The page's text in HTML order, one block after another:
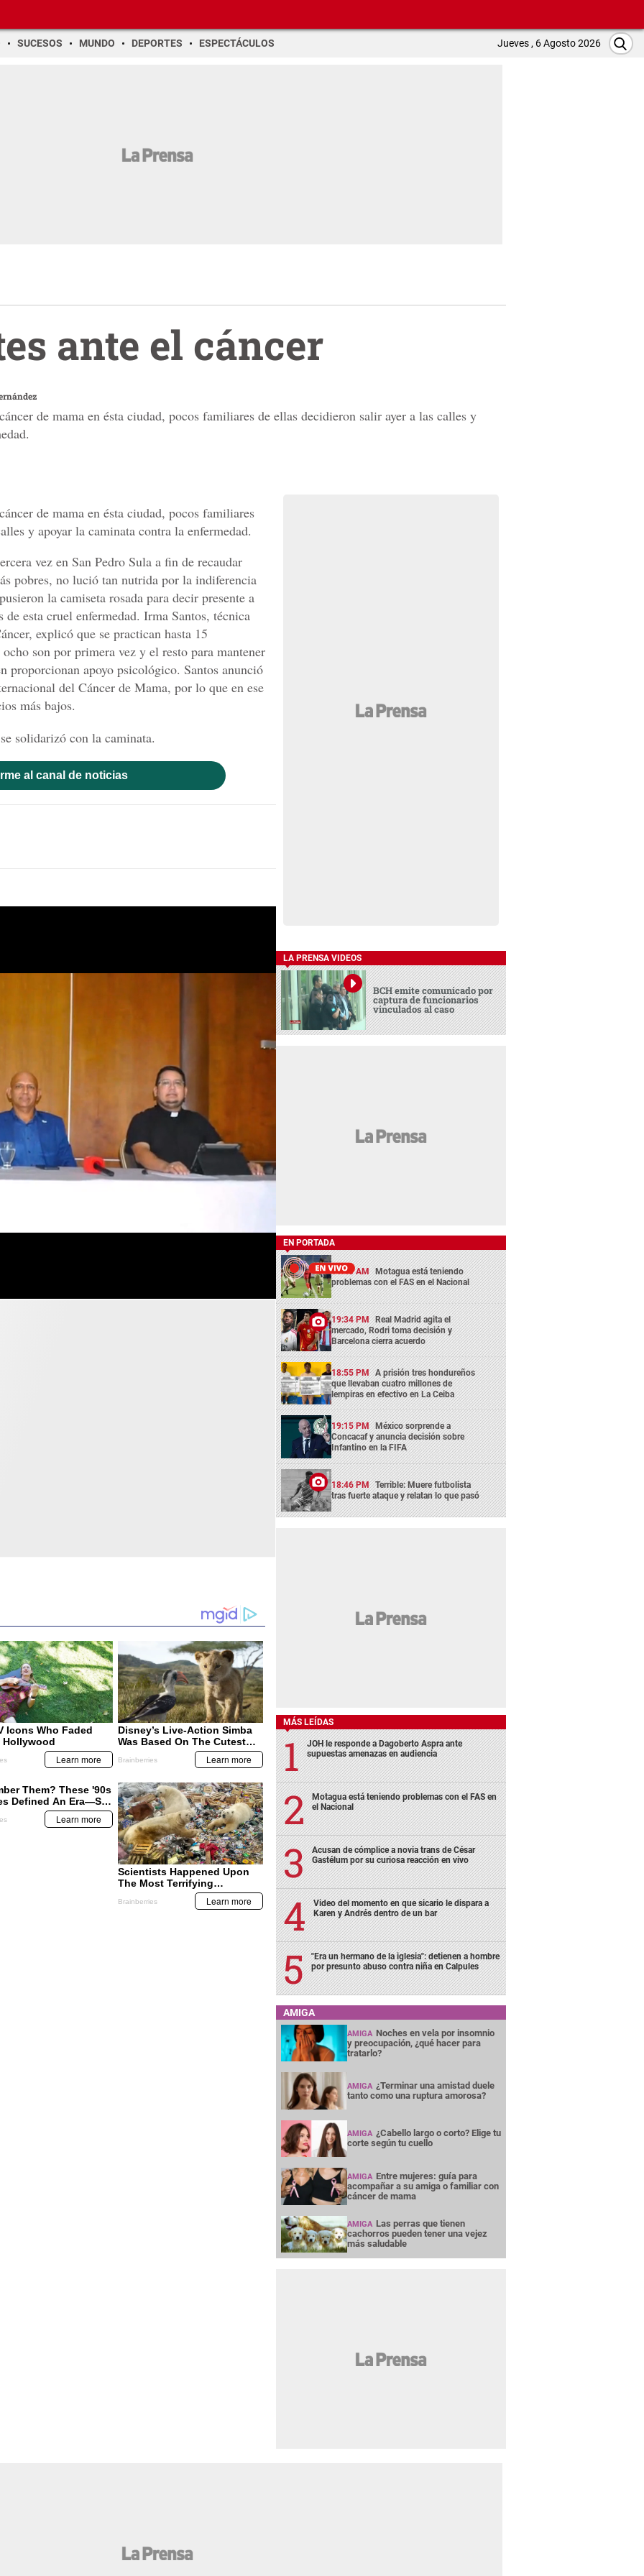
SUCESOS MUNDO DEPORTES ESPECTÁCULOS Jueves , 6 Agosto 2026
ante el cáncer
de mama en ésta ciudad, pocos familiares de ellas decidieron salir ayer a las calles y
de mama en ésta ciudad, pocos familiares
y apoyar la caminata contra la enfermedad.
vez en San Pedro Sula a fin de recaudar
pobres, no lució tan nutrida por la indiferencia
la camiseta rosada para decir presente a
esta cruel enfermedad. Irma Santos, técnica
explicó que se practican hasta 15
son por primera vez y el resto para mantener
apoyo psicológico. Santos anunció
del Cáncer de Mama, por lo que en ese
más bajos.
solidarizó con la caminata.
al canal de noticias
LA PRENSA VIDEOS
BCH emite comunicado por
captura de funcionarios
vinculados al caso
EN PORTADA
11:45 AM Motagua está teniendo
problemas con el FAS en el Nacional
19:34 PM Real Madrid agita el
mercado, Rodri toma decisión y
Barcelona cierra acuerdo
18:55 PM A prisión tres hondureños
que llevaban cuatro millones de
lempiras en efectivo en La Ceiba
19:15 PM México sorprende a
Concacaf y anuncia decisión sobre
Infantino en la FIFA
18:46 PM Terrible: Muere futbolista
tras fuerte ataque y relatan lo que pasó
MÁS LEÍDAS
JOH le responde a Dagoberto Aspra ante
supuestas amenazas en audiencia
Motagua está teniendo problemas con el FAS en
el Nacional
Acusan de cómplice a novia trans de César
Gastélum por su curiosa reacción en vivo
Video del momento en que sicario le dispara a
Karen y Andrés dentro de un bar
"Era un hermano de la iglesia": detienen a hombre
por presunto abuso contra niña en Calpules
AMIGA
AMIGA Noches en vela por insomnio
y preocupación, ¿qué hacer para
tratarlo?
AMIGA ¿Terminar una amistad duele
tanto como una ruptura amorosa?
AMIGA ¿Cabello largo o corto? Elige tu
corte según tu cuello
AMIGA Entre mujeres: guía para
acompañar a su amiga o familiar con
cáncer de mama
AMIGA Las perras que tienen
cachorros pueden tener una vejez
más saludable